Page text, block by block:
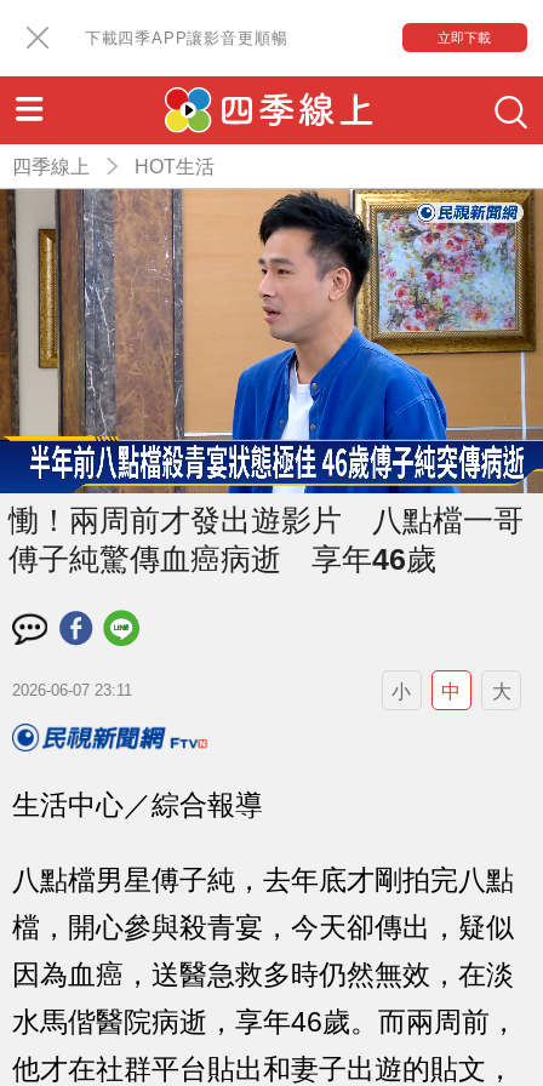
下載四季APP讓影音更順暢 立即下載
四季線上 HOT生活
慟！兩周前才發出遊影片 八點檔一哥
傅子純驚傳血癌病逝 享年46歲
2026-06-07 23:11 小 中 大
生活中心／綜合報導
八點檔男星傅子純，去年底才剛拍完八點
檔，開心參與殺青宴，今天卻傳出，疑似
因為血癌，送醫急救多時仍然無效，在淡
水馬偕醫院病逝，享年46歲。而兩周前，
他才在社群平台貼出和妻子出遊的貼文，